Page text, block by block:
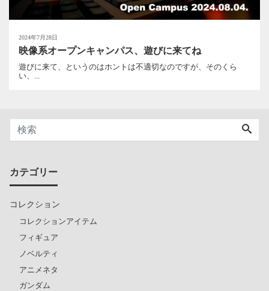
2024年7月28日
映像系オープンキャンパス、遊びに来てね
遊びに来て、というのはホントは不適切なのですが、そのくら
い、...
カテゴリー
コレクション
コレクションアイテム
フィギュア
ノベルティ
アニメネタ
ガンダム